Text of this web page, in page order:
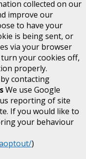
collected on our
improve our
to have your
is being sent, or
via your browser
your cookies off,
properly.
contacting
We use Google
reporting of site
If you would like to
your behaviour
)